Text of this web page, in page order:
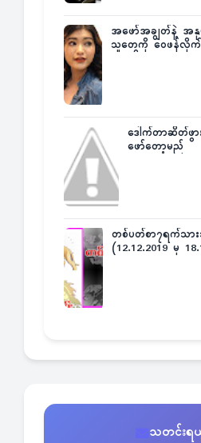
အဖော်အချွတ်နဲ့ အနု
သူတွေကို ဝေဖန်လိုက်
ဒေါက်တာဆိတ်ဖွ
ဖော်တော့မည်
တစ်ပတ်စာ၇ရက်သာ
(12.12.2019 မှ
သတင်းရ